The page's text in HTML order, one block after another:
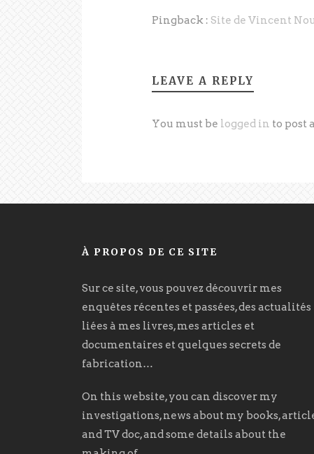
Pingback : Site de Vincent
LEAVE A REPLY
You must be logged in to post
À PROPOS DE CE SITE
Sur ce site, vous pouvez découvrir mes
enquêtes récentes et passées, des actualités
liées à mes livres, mes articles et
documentaires et quelques secrets de
fabrication…
On this website, you can discover my
investigations, news about my books,
and TV doc, and some details about the